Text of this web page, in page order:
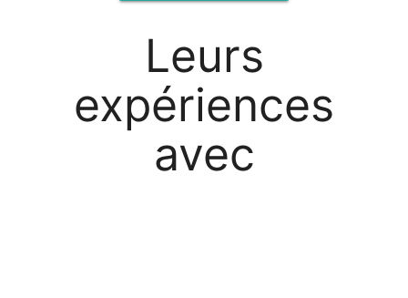
Leurs
expériences
avec